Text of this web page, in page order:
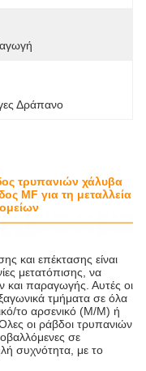
Δράπανο
τρυπανιών χάλυβα
MF για τη μεταλλεία
και επέκτασης είναι
μετατόπισης, να
και παραγωγής. Αυτές οι
τμήματα σε όλα
το αρσενικό (M/M) ή
οι ράβδοι τρυπανιών
σε
συχνότητα, με το